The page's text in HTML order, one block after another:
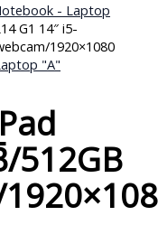
- Laptop
G1 14″ i5-
1920×1080
"A"
512GB